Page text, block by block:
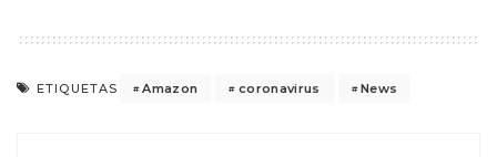
ETIQUETAS Amazon coronavirus News